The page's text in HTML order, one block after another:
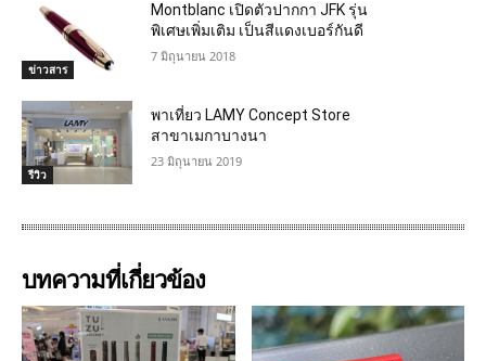
ข่าวสาร
Montblanc เปิดตัวปากกา JFK รุ่น
พิเศษเพิ่มเติม เป็นสีแดงเบอร์กันดี
7 มิถุนายน 2018
รีวิว
พาเที่ยว LAMY Concept Store
สาขาเมกาบางนา
23 มิถุนายน 2019
บทความที่เกี่ยวข้อง